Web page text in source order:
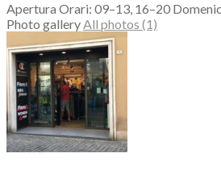
Apertura Orari: 09–13, 16–20
Photo galleryAll photos (1)